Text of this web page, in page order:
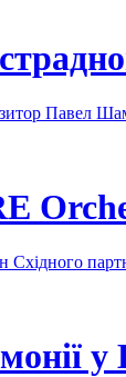
Павел
Східного
у